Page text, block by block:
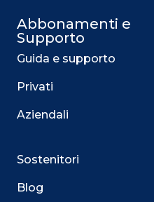
Abbonamenti e
Supporto
Guida e supporto
Privati
Aziendali
Sostenitori
Blog